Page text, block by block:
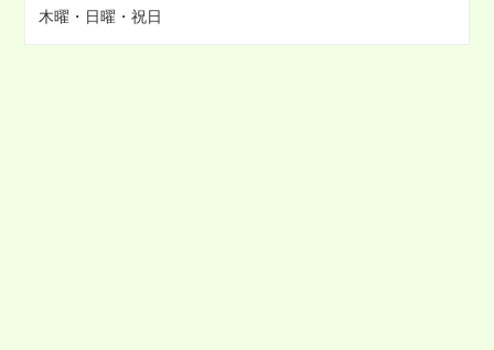
2021年12月
2021年11月
木曜・日曜・祝日